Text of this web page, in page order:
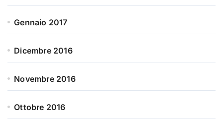
Gennaio 2017
Dicembre 2016
Novembre 2016
Ottobre 2016